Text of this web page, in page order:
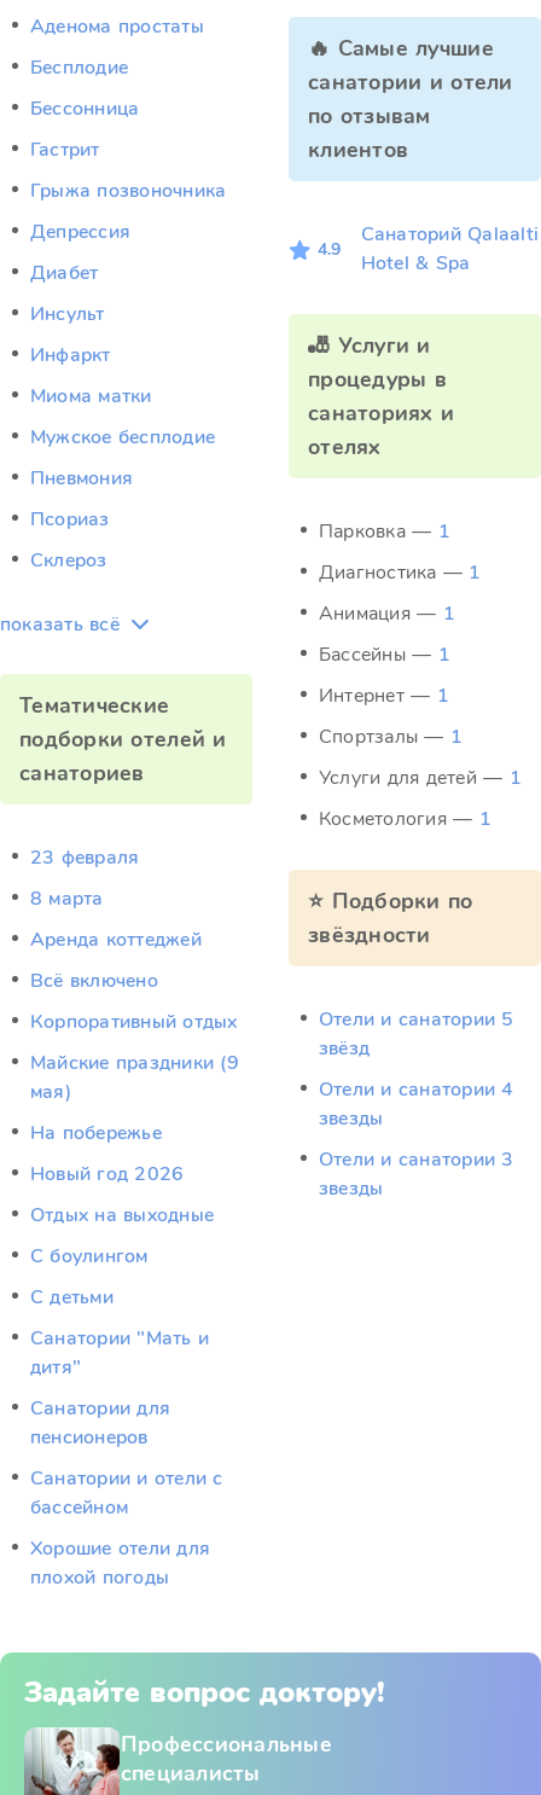
Аденома простаты
Бесплодие
Бессонница
Гастрит
Грыжа позвоночника
Депрессия
Диабет
Инсульт
Инфаркт
Миома матки
Мужское бесплодие
Пневмония
Псориаз
Склероз
показать всё
Тематические
подборки отелей и
санаториев
23 февраля
8 марта
Аренда коттеджей
Всё включено
Корпоративный отдых
Майские праздники (9
мая)
На побережье
Новый год 2026
Отдых на выходные
С боулингом
С детьми
Санатории "Мать и
дитя"
Санатории для
пенсионеров
Санатории и отели с
бассейном
Хорошие отели для
плохой погоды
🔥 Самые лучшие
санатории и отели
по отзывам
клиентов
4.9
Санаторий Qalaalti
Hotel & Spa
🎳 Услуги и
процедуры в
санаториях и
отелях
Парковка — 1
Диагностика — 1
Анимация — 1
Бассейны — 1
Интернет — 1
Спортзалы — 1
Услуги для детей — 1
Косметология — 1
⭐ Подборки по
звёздности
Отели и санатории 5
звёзд
Отели и санатории 4
звезды
Отели и санатории 3
звезды
Задайте вопрос доктору!
Профессиональные
специалисты